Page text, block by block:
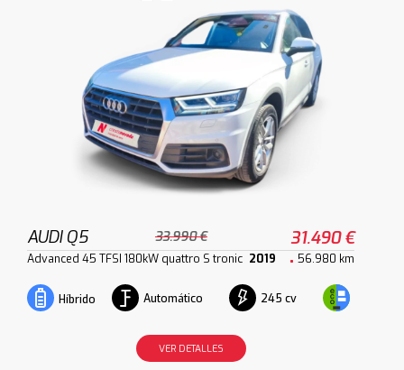
AUDI Q5 33.990 € 31.490 €
Advanced 45 TFSI 180kW quattro S tronic 2019 56.980 km
Híbrido Automático 245 cv
VER DETALLES